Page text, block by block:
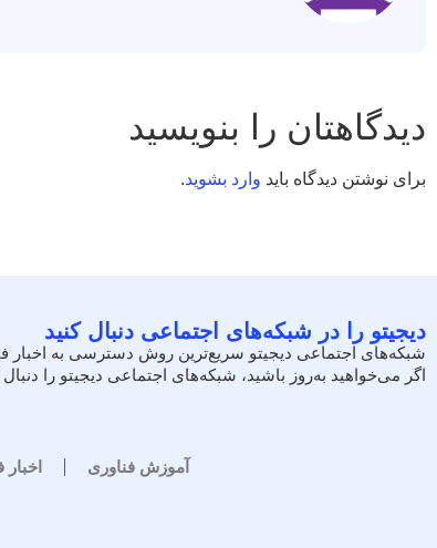
دیدگاهتان را بنویسید
برای نوشتن دیدگاه باید وارد بشوید.
دیجیتو را در شبکه‌های اجتماعی دنبال کنید
شبکه‌های اجتماعی دیجیتو سریع‌ترین روش دسترسی به اخبار
اگر می‌خواهید به‌روز باشید، شبکه‌های اجتماعی دیجیتو را دنبال
آموزش فناوری